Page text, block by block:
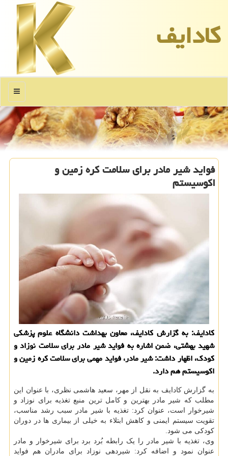
كادایف
منو
فواید شیر مادر برای سلامت کره زمین و
اکوسیستم
کادایف: به گزارش کادایف، معاون بهداشت دانشگاه علوم پزشکی
شهید بهشتی، ضمن اشاره به فواید شیر مادر برای سلامت نوزاد و
کودک، اظهار داشت: شیر مادر، فواید مهمی برای سلامت کره زمین و
اکوسیستم هم دارد.
به گزارش کادایف به نقل از مهر، سعید هاشمی نظری، با عنوان این
مطلب که شیر مادر بهترین و کامل ترین منبع تغذیه برای نوزاد و
شیرخوار است، عنوان کرد: تغذیه با شیر مادر سبب رشد مناسب،
تقویت سیستم ایمنی و کاهش ابتلاء به خیلی از بیماری ها در دوران
کودکی می شود.
وی، تغذیه با شیر مادر را یک رابطه بُرد برد برای شیرخوار و مادر
عنوان نمود و اضافه کرد: شیردهی نوزاد برای مادران هم فواید